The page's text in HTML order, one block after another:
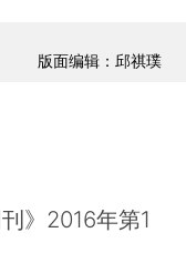
版面编辑：邱祺璞
》2016年第1